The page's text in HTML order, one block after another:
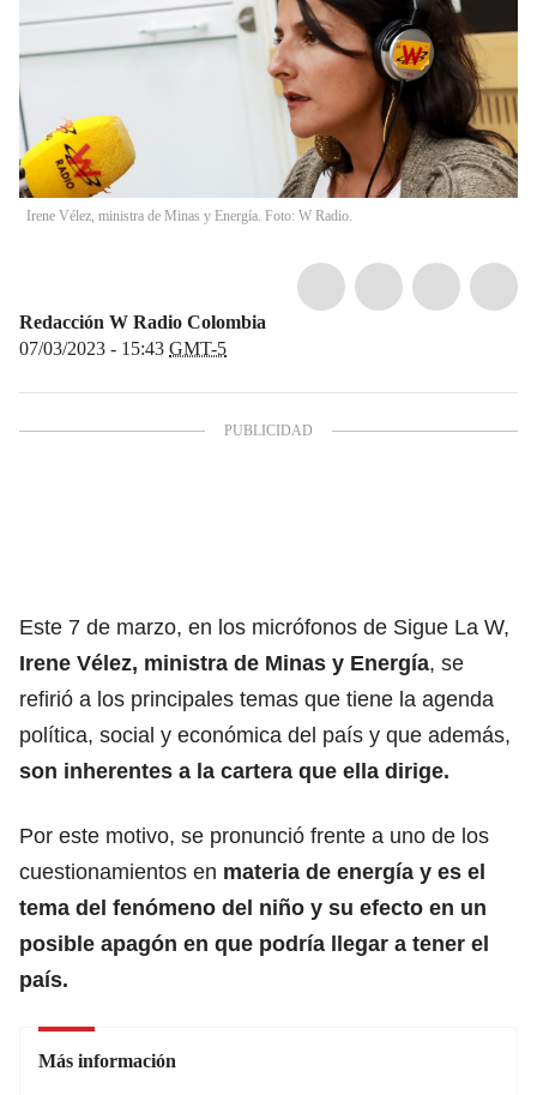
Irene Vélez, ministra de Minas y Energía. Foto: W Radio.
Redacción W Radio Colombia
07/03/2023 - 15:43 GMT-5
Este 7 de marzo, en los micrófonos de Sigue La W,
Irene Vélez, ministra de Minas y Energía, se
refirió a los principales temas que tiene la agenda
política, social y económica del país y que además,
son inherentes a la cartera que ella dirige.
Por este motivo, se pronunció frente a uno de los
cuestionamientos en materia de energía y es el
tema del fenómeno del niño y su efecto en un
posible apagón en que podría llegar a tener el
país.
Más información